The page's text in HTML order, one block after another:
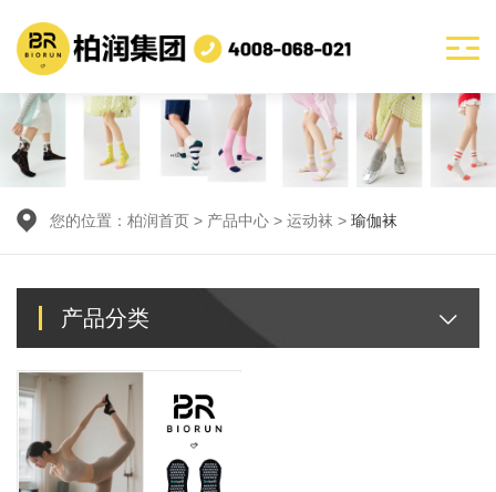
您的位置： 柏润首页 > 产品中心 > 运动袜 > 瑜伽袜
产品分类